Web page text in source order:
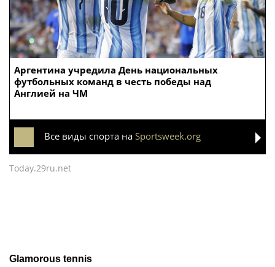
Аргентина учредила День национальных
футбольных команд в честь победы над
Англией на ЧМ
Все виды спорта на Sportsweek.org
Today.29ru.net
Glamorous tennis